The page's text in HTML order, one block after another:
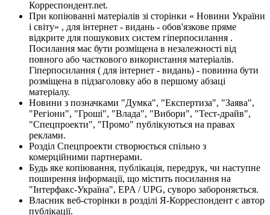
Корреспондент.net.
При копіюванні матеріалів зі сторінки « Новини України
і світу» , для інтернет - видань - обов'язкове пряме
відкрите для пошукових систем гіперпосилання .
Посилання має бути розміщена в незалежності від
повного або часткового використання матеріалів.
Гіперпосилання ( для інтернет - видань) - повинна бути
розміщена в підзаголовку або в першому абзаці
матеріалу.
Новини з позначками "Думка", "Експертиза", "Заява",
"Регіони", "Гроші", "Влада", "Вибори", "Тест-драйв",
"Спецпроекти", "Промо" публікуються на правах
реклами.
Розділ Спецпроекти створюється спільно з
комерційними партнерами.
Будь яке копіювання, публікація, передрук, чи наступне
поширення інформації, що містить посилання на
"Інтерфакс-Україна", EPA / UPG, суворо забороняється.
Власник веб-сторінки в розділі Я-Корреспондент є автор
публікації.